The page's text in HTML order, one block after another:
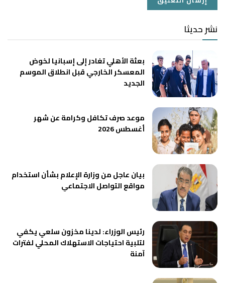
نشر حديثا
بعثة الأهلي تغادر إلى إسبانيا لخوض
المعسكر الخارجي قبل انطلاق الموسم
الجديد
موعد صرف تكافل وكرامة عن شهر
أغسطس 2026
بيان عاجل من وزارة الإعلام بشأن استخدام
مواقع التواصل الاجتماعي
رئيس الوزراء: لدينا مخزون سلعي يكفي
لتلبية احتياجات الاستهلاك المحلي لفترات
آمنة